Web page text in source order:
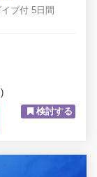
ブ付 5日間
検討する